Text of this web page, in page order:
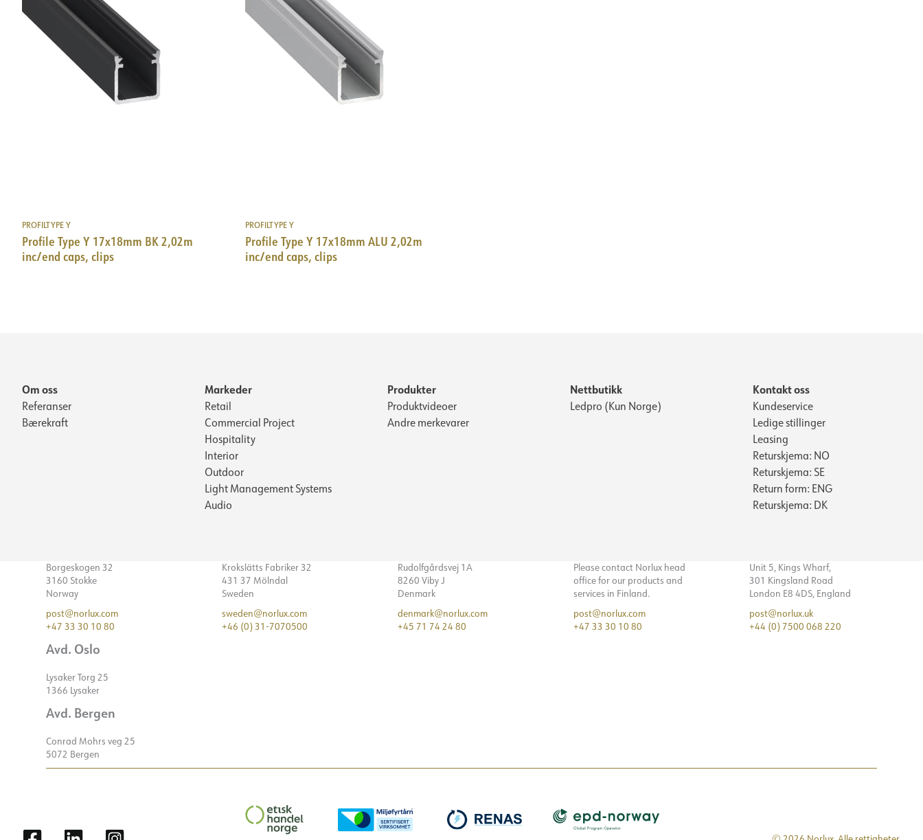
PROFILTYPE Y
Profile Type Y 17x18mm BK 2,02m
inc/end caps, clips
PROFILTYPE Y
Profile Type Y 17x18mm ALU 2,02m
inc/end caps, clips
Om oss
Referanser
Bærekraft
Markeder
Retail
Commercial Project
Hospitality
Interior
Outdoor
Light Management Systems
Audio
Produkter
Produktvideoer
Andre merkevarer
Nettbutikk
Ledpro (Kun Norge)
Kontakt oss
Kundeservice
Ledige stillinger
Leasing
Returskjema: NO
Returskjema: SE
Return form: ENG
Returskjema: DK
Borgeskogen 32
3160 Stokke
Norway
post@norlux.com
+47 33 30 10 80
Avd. Oslo
Lysaker Torg 25
1366 Lysaker
Avd. Bergen
Conrad Mohrs veg 25
5072 Bergen
Krokslätts Fabriker 32
431 37 Mölndal
Sweden
sweden@norlux.com
+46 (0) 31-7070500
Rudolfgårdsvej 1A
8260 Viby J
Denmark
denmark@norlux.com
+45 71 74 24 80
Please contact Norlux head
office for our products and
services in Finland.
post@norlux.com
+47 33 30 10 80
Unit 5, Kings Wharf,
301 Kingsland Road
London E8 4DS, England
post@norlux.uk
+44 (0) 7500 068 220